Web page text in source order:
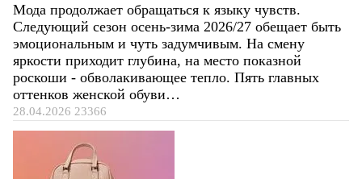
Мода продолжает обращаться к языку чувств.
Следующий сезон осень-зима 2026/27 обещает быть
эмоциональным и чуть задумчивым. На смену
яркости приходит глубина, на место показной
роскоши - обволакивающее тепло. Пять главных
оттенков женской обуви…
28.04.2026 23366